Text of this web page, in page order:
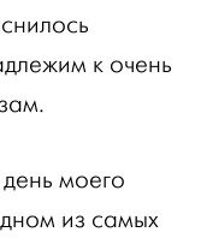
к очень
моего
из самых